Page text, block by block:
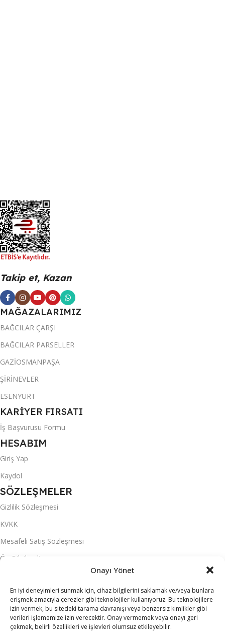
Onayı Yönet
En iyi deneyimleri sunmak için, cihaz bilgilerini saklamak ve/veya bunlara
erişmek amacıyla çerezler gibi teknolojiler kullanıyoruz. Bu teknolojilere
izin vermek, bu sitedeki tarama davranışı veya benzersiz kimlikler gibi
verileri işlememize izin verecektir. Onay vermemek veya onayı geri
çekmek, belirli özellikleri ve işlevleri olumsuz etkileyebilir.
Takip et, Kazan
MAĞAZALARIMIZ
BAĞCILAR ÇARŞI
BAĞCILAR PARSELLER
GAZİOSMANPAŞA
ŞİRİNEVLER
ESENYURT
KARİYER FIRSATI
İş Başvurusu Formu
HESABIM
Giriş Yap
Kaydol
SÖZLEŞMELER
Gizlilik Sözleşmesi
KVKK
Mesafeli Satış Sözleşmesi
Ön Bilgilendirme
Üyelik Sözleşmesi
S.S.S.
MARKALAR